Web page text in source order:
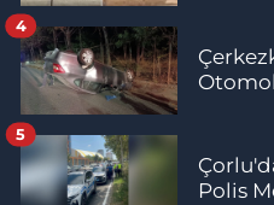
4
Polis
5